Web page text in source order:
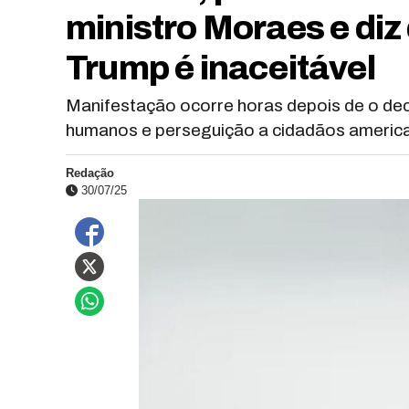
ministro Moraes e
Trump é inaceitável
Manifestação ocorre horas depois de o
humanos e perseguição a cidadãos
Redação
30/07/25